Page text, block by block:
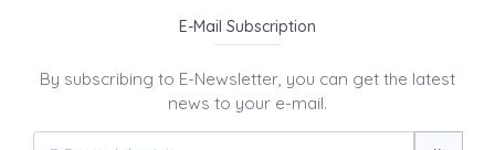
E-Mail Subscription
By subscribing to E-Newsletter, you can get the latest
news to your e-mail.